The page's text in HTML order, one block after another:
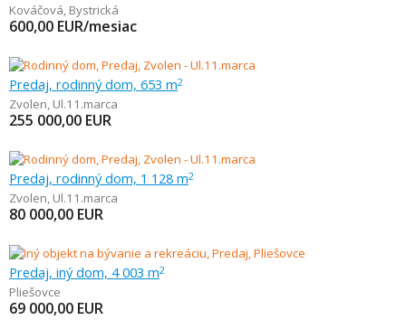
Kováčová, Bystrická
600,00 EUR/mesiac
Predaj, rodinný dom, 653 m2
Zvolen, Ul.11.marca
255 000,00 EUR
Predaj, rodinný dom, 1 128 m2
Zvolen, Ul.11.marca
80 000,00 EUR
Predaj, iný dom, 4 003 m2
Pliešovce
69 000,00 EUR